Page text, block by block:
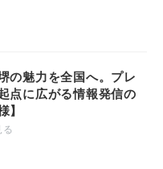
の魅力を全国へ。プレ
点に広がる情報発信の
】
る